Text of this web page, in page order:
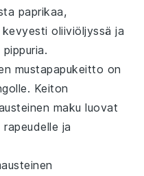
paprikaa,
kevyesti oliiviöljyssä ja
pippuria.
mustapapukeitto on
. Keiton
maku luovat
rapeudelle ja